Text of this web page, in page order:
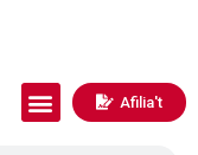
Afilia't